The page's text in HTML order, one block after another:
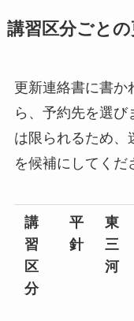
講習区分ごと
更新連絡書に書か
ら、予約先を選び
は限られるため、
を候補にしてくだ
講
習
区
分
平
針
東
三
河